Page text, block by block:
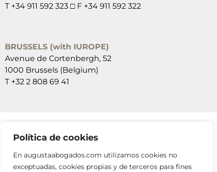
Política de cookies
En augustaabogados.com utilizamos cookies no
exceptuadas, cookies propias y de terceros para fines
T +34 911 592 323 □ F +34 911 592 322
BRUSSELS (with IUROPE)
Avenue de Cortenbergh, 52
1000 Brussels (Belgium)
T +32 2 808 69 41
SUSCRÍBETE A NUESTRAS NEWSLETTERS
RELLENA EL FORMULARIO